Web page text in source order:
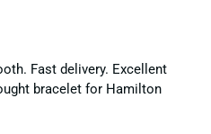
Fast delivery. Excellent
bracelet for Hamilton